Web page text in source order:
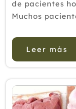
de pacientes
Muchos
tratamiento de
Leer más